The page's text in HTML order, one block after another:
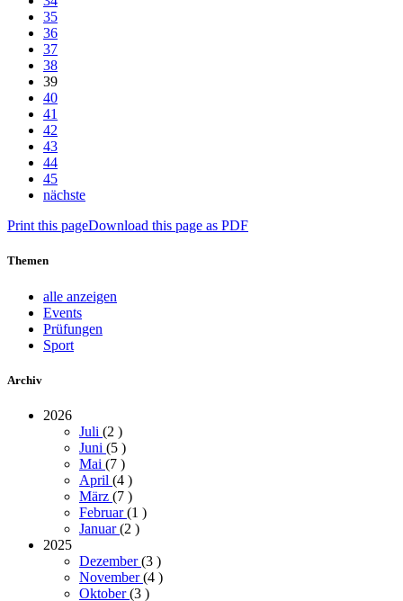
35
36
37
38
39
40
41
42
43
44
45
nächste
Print this pageDownload this page as PDF
Themen
alle anzeigen
Events
Prüfungen
Sport
Archiv
2026
Juli (2 )
Juni (5 )
Mai (7 )
April (4 )
März (7 )
Februar(1 )
Januar(2 )
2025
Dezember(3 )
November(4 )
Oktober(3 )